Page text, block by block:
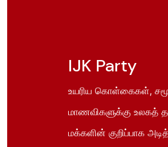
IJK Party
உயரிய கொள்கைகள்,
மாணவிகளுக்கு உலகத்
மக்களின் குறிப்பாக